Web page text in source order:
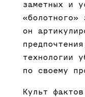
заметных и
он
технологии
по своему
Культ